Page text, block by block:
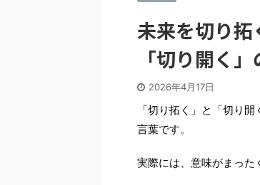
未来を切り
「切り開く
2026年4月17日
「切り拓く」と「切り
言葉です。
実際には、意味がまった